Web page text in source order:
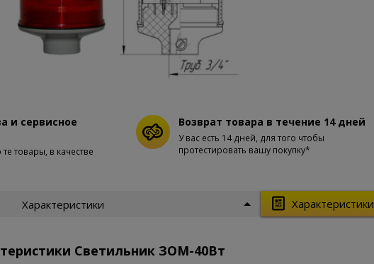
и сервисное
товары, в качестве
Возврат товара в течение 14 дней
У вас есть 14 дней, для того чтобы
протестировать вашу покупку*
Характеристики
Характеристики
Светильник ЗОМ-40Вт